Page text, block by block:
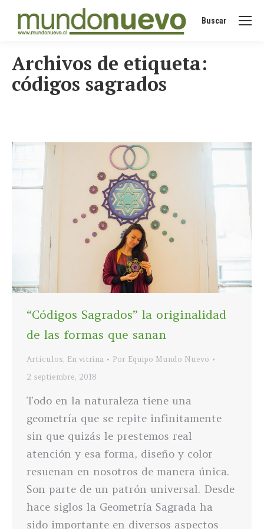
Buscar:
Buscar
Archivos de etiqueta:
códigos sagrados
“Códigos Sagrados” la originalidad
de las formas que sanan
Artículos, En vitrina Por Equipo Mundo Nuevo
2 septiembre, 2018
Todo en la naturaleza tiene una
geometría que se repite infinitamente
sin que quizás le prestemos real
atención y esa forma, diseño y color
resuenan en nosotros de manera única.
Son parte de un patrón universal. Desde
hace siglos la Geometría Sagrada ha
sido importante en diversos aspectos